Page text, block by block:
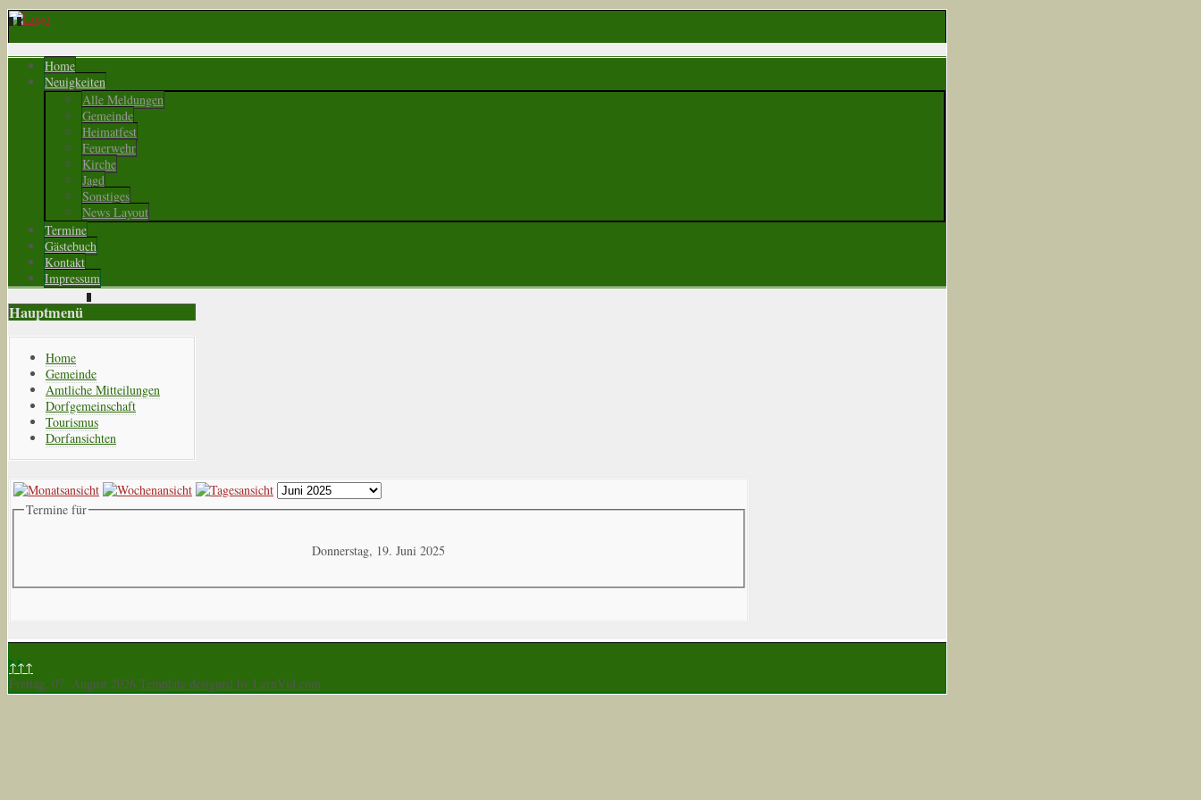
Home
Neuigkeiten
Alle Meldungen
Gemeinde
Heimatfest
Feuerwehr
Kirche
Jagd
Sonstiges
News Layout
Termine
Gästebuch
Kontakt
Impressum
Hauptmenü
Home
Gemeinde
Amtliche Mitteilungen
Dorfgemeinschaft
Tourismus
Dorfansichten
Termine für
Donnerstag, 19. Juni 2025
↑↑↑
Freitag, 07. August 2026 Template designed by LernVid.com